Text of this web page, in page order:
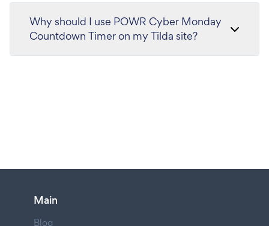
Why should I use POWR Cyber Monday
Countdown Timer on my Tilda site?
Main
Blog